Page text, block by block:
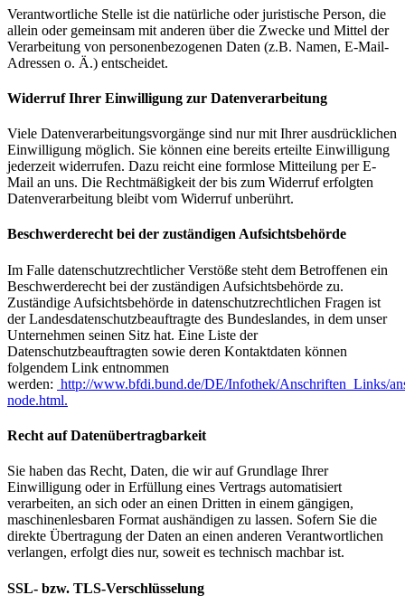
Verantwortliche Stelle ist die natürliche oder juristische Person, die
allein oder gemeinsam mit anderen über die Zwecke und Mittel der
Verarbeitung von personenbezogenen Daten (z.B. Namen, E-Mail-
Adressen o. Ä.) entscheidet.
Widerruf Ihrer Einwilligung zur Datenverarbeitung
Viele Datenverarbeitungsvorgänge sind nur mit Ihrer ausdrücklichen
Einwilligung möglich. Sie können eine bereits erteilte Einwilligung
jederzeit widerrufen. Dazu reicht eine formlose Mitteilung per E-
Mail an uns. Die Rechtmäßigkeit der bis zum Widerruf erfolgten
Datenverarbeitung bleibt vom Widerruf unberührt.
Beschwerderecht bei der zuständigen Aufsichtsbehörde
Im Falle datenschutzrechtlicher Verstöße steht dem Betroffenen ein
Beschwerderecht bei der zuständigen Aufsichtsbehörde zu.
Zuständige Aufsichtsbehörde in datenschutzrechtlichen Fragen ist
der Landesdatenschutzbeauftragte des Bundeslandes, in dem unser
Unternehmen seinen Sitz hat. Eine Liste der
Datenschutzbeauftragten sowie deren Kontaktdaten können
folgendem Link entnommen
werden: http://www.bfdi.bund.de/DE/Infothek/Anschriften_Links/
node.html.
Recht auf Datenübertragbarkeit
Sie haben das Recht, Daten, die wir auf Grundlage Ihrer
Einwilligung oder in Erfüllung eines Vertrags automatisiert
verarbeiten, an sich oder an einen Dritten in einem gängigen,
maschinenlesbaren Format aushändigen zu lassen. Sofern Sie die
direkte Übertragung der Daten an einen anderen Verantwortlichen
verlangen, erfolgt dies nur, soweit es technisch machbar ist.
SSL- bzw. TLS-Verschlüsselung